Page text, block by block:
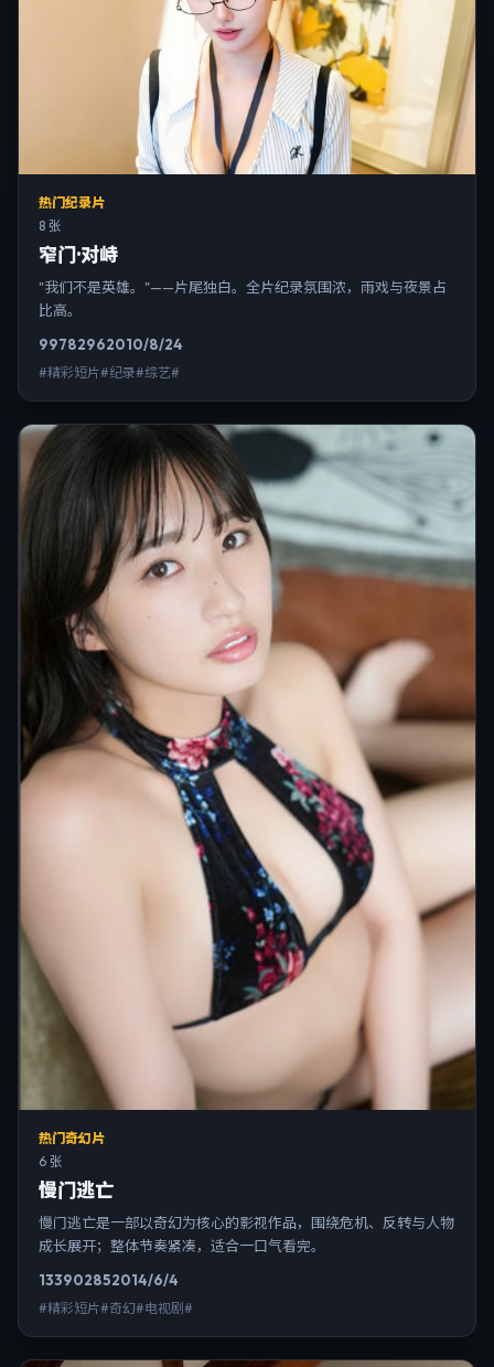
热门纪录片
8 张
窄门·对峙
"我们不是英雄。"——片尾独白。全片纪录氛围浓，雨戏与夜景占
比高。
99782962010/8/24
#精彩短片#纪录#综艺#
热门奇幻片
6 张
慢门逃亡
慢门逃亡是一部以奇幻为核心的影视作品，围绕危机、反转与人物
成长展开；整体节奏紧凑，适合一口气看完。
133902852014/6/4
#精彩短片#奇幻#电视剧#